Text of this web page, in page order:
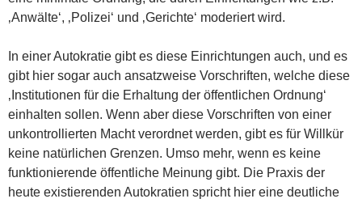
‚Anwälte‘, ‚Polizei‘ und ‚Gerichte‘ moderiert wird.
In einer Autokratie gibt es diese Einrichtungen auch, und es
gibt hier sogar auch ansatzweise Vorschriften, welche diese
‚Institutionen für die Erhaltung der öffentlichen Ordnung‘
einhalten sollen. Wenn aber diese Vorschriften von einer
unkontrollierten Macht verordnet werden, gibt es für Willkür
keine natürlichen Grenzen. Umso mehr, wenn es keine
funktionierende öffentliche Meinung gibt. Die Praxis der
heute existierenden Autokratien spricht hier eine deutliche